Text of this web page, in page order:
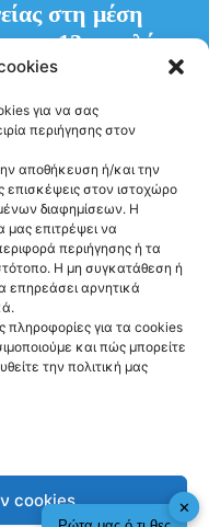
για να σας
περιήγησης στον
αποθήκευση ή/και την
επισκέψεις στον ιστοχώρο
διαφημίσεων. Η
μας επιτρέψει να
περιήγησης ή τα
Η μη συγκατάθεση ή
επηρεάσει αρνητικά
πληροφορίες για τα cookies
και πώς μπορείτε
την πολιτική μας
cookies
στη μέση
με 13 επιπλέον
✕